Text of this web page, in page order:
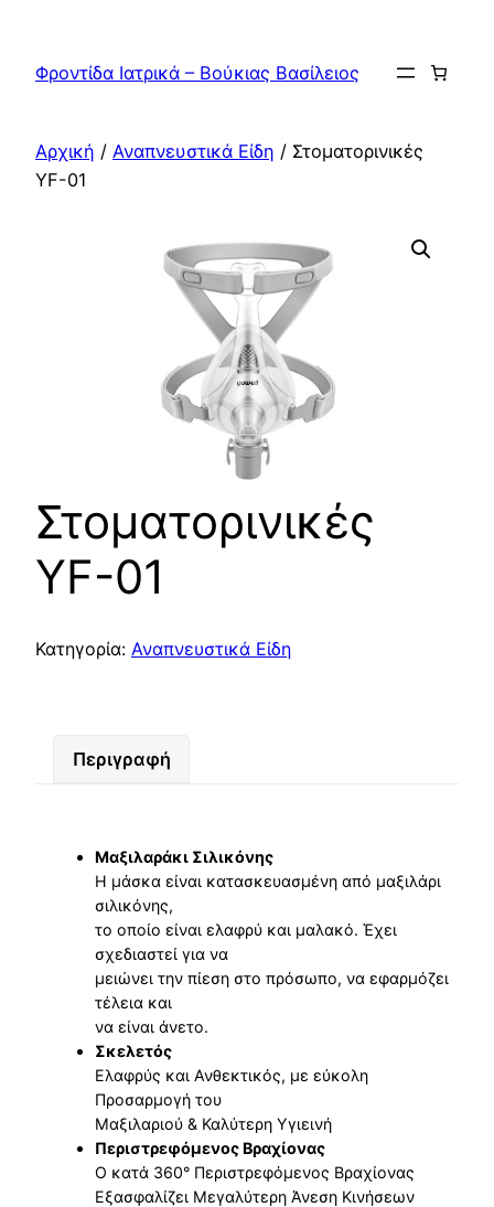
περιεχόμενο
Φροντίδα Ιατρικά – Βούκιας Βασίλειος
Αρχική / Αναπνευστικά Είδη / Στοματορινικές
YF-01
Στοματορινικές
YF-01
Κατηγορία: Αναπνευστικά Είδη
Περιγραφή
Μαξιλαράκι Σιλικόνης
Η μάσκα είναι κατασκευασμένη από μαξιλάρι
σιλικόνης,
το οποίο είναι ελαφρύ και μαλακό. Έχει
σχεδιαστεί για να
μειώνει την πίεση στο πρόσωπο, να εφαρμόζει
τέλεια και
να είναι άνετο.
Σκελετός
Ελαφρύς και Ανθεκτικός, με εύκολη
Προσαρμογή του
Μαξιλαριού & Καλύτερη Υγιεινή
Περιστρεφόμενος Βραχίονας
Ο κατά 360° Περιστρεφόμενος Βραχίονας
Εξασφαλίζει Μεγαλύτερη Άνεση Κινήσεων